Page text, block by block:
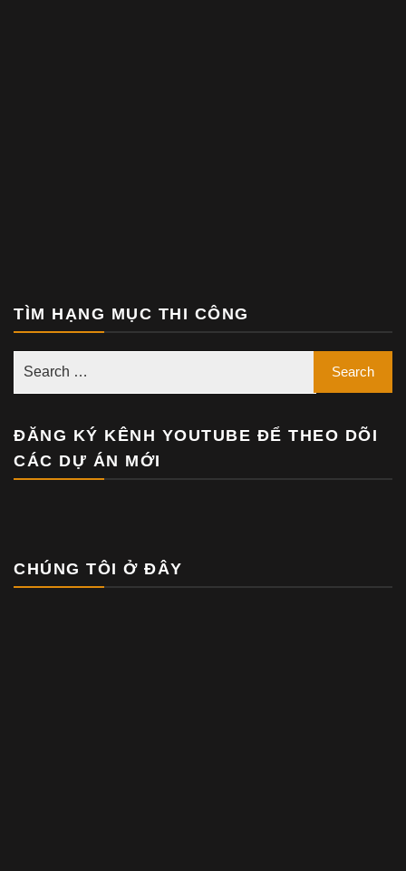
TÌM HẠNG MỤC THI CÔNG
ĐĂNG KÝ KÊNH YOUTUBE ĐỂ THEO DÕI
CÁC DỰ ÁN MỚI
CHÚNG TÔI Ở ĐÂY